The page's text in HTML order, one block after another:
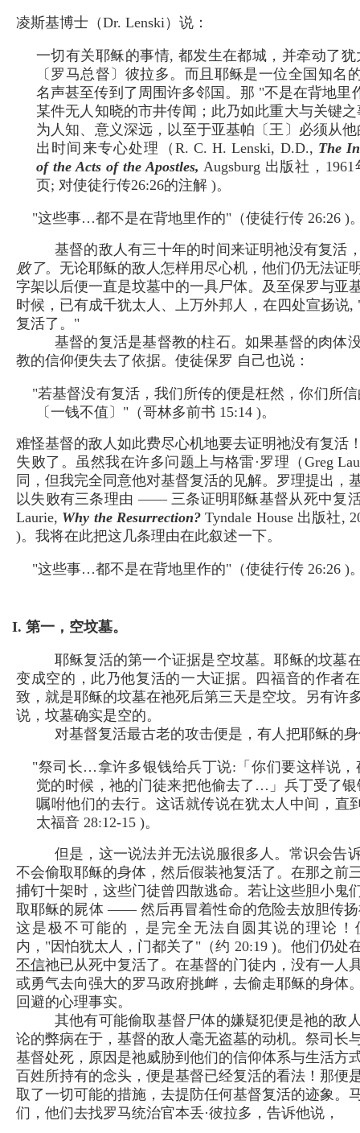
凌斯基博士（Dr. Lenski）说：
一切有关耶稣的事情, 都发生在都城，并牵动了
〔罗马总督〕彼拉多。而且耶稣是一位全国知名
名声甚至传到了周围许多邻国。那 "不是在背地
某件无人知晓的市井传闻；此乃如此重大与关键
为人知、意义深远，以至于亚基帕〔王〕必须从
出时间来专心处理（R. C. H. Lenski, D.D., The
of the Acts of the Apostles, Augsburg 出版社，
页; 对使徒行传26:26的注解 )。
"这些事…都不是在背地里作的"（使徒行传 26:26 )
基督的敌人有三十年的时间来证明祂没有复活
败了。无论耶稣的敌人怎样用尽心机，他们仍无法证
字架以后便一直是坟墓中的一具尸体。及至保罗与亚
时候，已有成千犹太人、上万外邦人，在四处宣扬说,
复活了。"
基督的复活是基督教的柱石。如果基督的肉体
教的信仰便失去了依据。使徒保罗 自己也说：
"若基督没有复活，我们所传的便是枉然，你们所
〔一钱不值〕"（哥林多前书 15:14 )。
难怪基督的敌人如此费尽心机地要去证明祂没有复活
失败了。虽然我在许多问题上与格雷·罗理（Greg
同，但我完全同意他对基督复活的见解。罗理提出，
以失败有三条理由 —— 三条证明耶稣基督从死中复
Laurie, Why the Resurrection?Tyndale House 出版社,
)。我将在此把这几条理由在此叙述一下。
"这些事…都不是在背地里作的"（使徒行传 26:26 )
I. 第一，空坟墓。
耶稣复活的第一个证据是空坟墓。耶稣的坟墓
变成空的，此乃他复活的一大证据。四福音的作者
致，就是耶稣的坟墓在祂死后第三天是空坟。另有许
说，坟墓确实是空的。
对基督复活最古老的攻击便是，有人把耶稣的
"祭司长…拿许多银钱给兵丁说:「你们要这样说，
觉的时候，祂的门徒来把他偷去了…」兵丁受了
嘱咐他们的去行。这话就传说在犹太人中间，直
太福音 28:12-15 )。
但是，这一说法并无法说服很多人。常识会告
不会偷取耶稣的身体，然后假装祂复活了。在那之前
捕钉十架时，这些门徒曾四散逃命。若让这些胆小鬼
取耶稣的屍体 —— 然后再冒着性命的危险去放胆传
这是极不可能的，是完全无法自圆其说的理论！
内，"因怕犹太人，门都关了"（约 20:19 )。他们仍处
不信祂已从死中复活了。在基督的门徒内，没有一人
或勇气去向强大的罗马政府挑衅，去偷走耶稣的身体
回避的心理事实。
其他有可能偷取基督尸体的嫌疑犯便是祂的敌
论的弊病在于，基督的敌人毫无盗墓的动机。祭司长
基督处死，原因是祂威胁到他们的信仰体系与生活方
百姓所持有的念头，便是基督已经复活的看法！那便
取了一切可能的措施，去提防任何基督复活的迹象。
们，他们去找罗马统治官本丢·彼拉多，告诉他说，